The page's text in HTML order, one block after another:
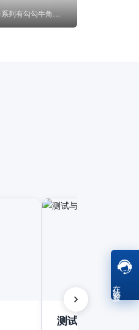
测试与测量设备
在线客服